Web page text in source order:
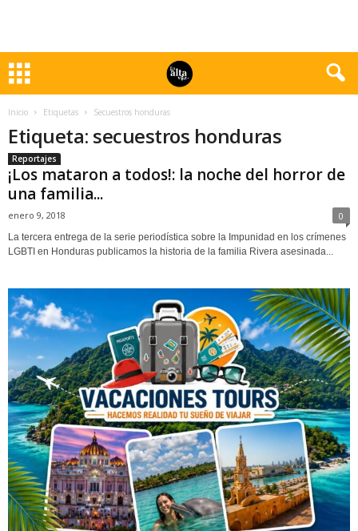
Inicio Etiquetas Secuestros honduras
Etiqueta: secuestros honduras
Reportajes
¡Los mataron a todos!: la noche del horror de
una familia...
enero 9, 2018 0
La tercera entrega de la serie periodística sobre la Impunidad en los crímenes
LGBTI en Honduras publicamos la historia de la familia Rivera asesinada...